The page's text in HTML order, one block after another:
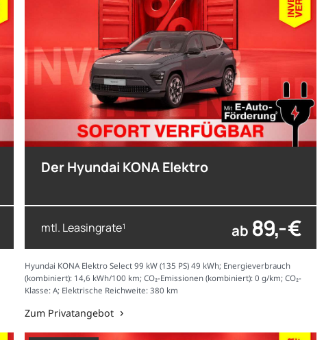
Der Hyundai KONA Elektro
mtl. Leasingrate1 ab 89,- €
Hyundai KONA Elektro Select 99 kW (135 PS) 49 kWh; Energieverbrauch
(kombiniert): 14,6 kWh/100 km; CO₂-Emissionen (kombiniert): 0 g/km; CO₂-
Klasse: A; Elektrische Reichweite: 380 km
Zum Privatangebot